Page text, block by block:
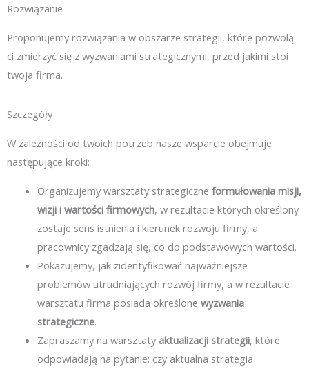
Rozwiązanie
Proponujemy rozwiązania w obszarze strategii, które pozwolą
ci zmierzyć się z wyzwaniami strategicznymi, przed jakimi stoi
twoja firma.
Szczegóły
W zależności od twoich potrzeb nasze wsparcie obejmuje
następujące kroki:
Organizujemy warsztaty strategiczne formułowania misji,
wizji i wartości firmowych, w rezultacie których określony
zostaje sens istnienia i kierunek rozwoju firmy, a
pracownicy zgadzają się, co do podstawowych wartości.
Pokazujemy, jak zidentyfikować najważniejsze
problemów utrudniających rozwój firmy, a w rezultacie
warsztatu firma posiada określone wyzwania
strategiczne.
Zapraszamy na warsztaty aktualizacji strategii, które
odpowiadają na pytanie: czy aktualna strategia